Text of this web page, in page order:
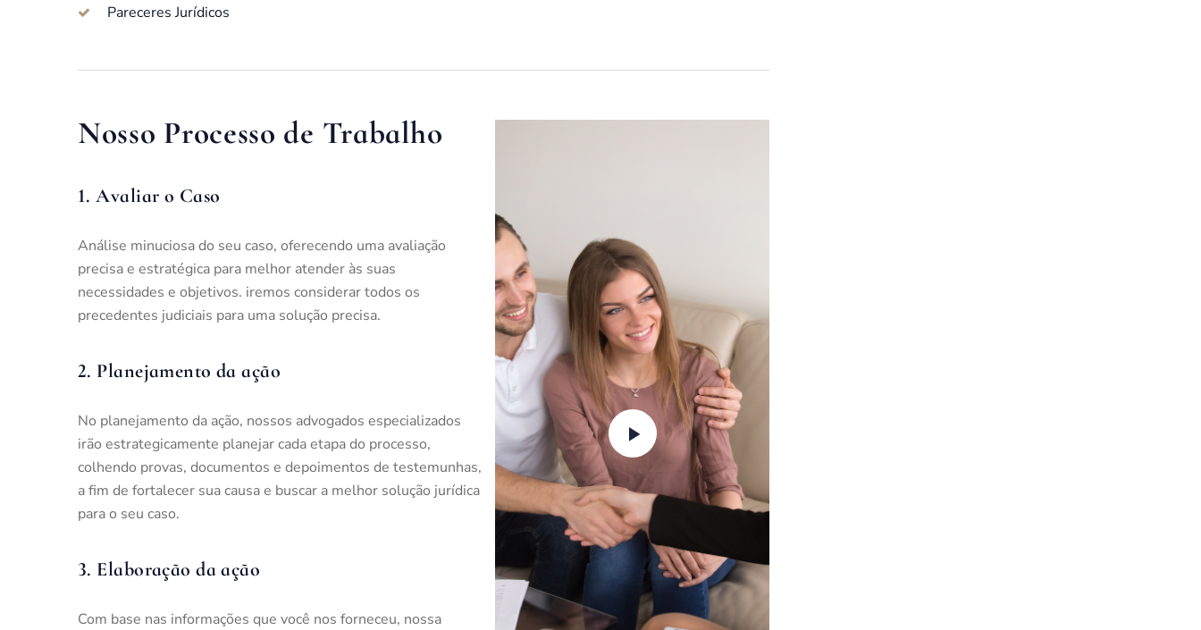
Pareceres Jurídicos
Nosso Processo de Trabalho
1. Avaliar o Caso
Análise minuciosa do seu caso, oferecendo uma avaliação
precisa e estratégica para melhor atender às suas
necessidades e objetivos. iremos considerar todos os
precedentes judiciais para uma solução precisa.
2. Planejamento da ação
No planejamento da ação, nossos advogados especializados
irão estrategicamente planejar cada etapa do processo,
colhendo provas, documentos e depoimentos de testemunhas,
a fim de fortalecer sua causa e buscar a melhor solução jurídica
para o seu caso.
3. Elaboração da ação
Com base nas informações que você nos forneceu, nossa